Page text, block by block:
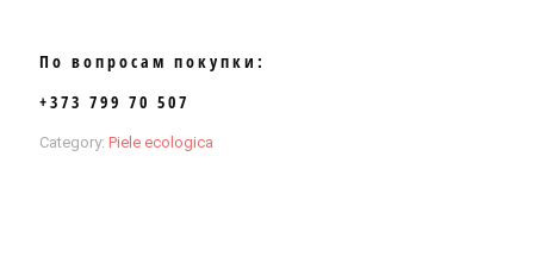
По вопросам покупки:
+373 799 70 507
Category: Piele ecologica